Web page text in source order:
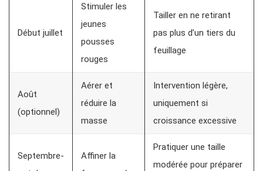
Début juillet
Stimuler les
jeunes
pousses
rouges
Tailler en ne retirant
pas plus d’un tiers du
feuillage
Août
(optionnel)
Aérer et
réduire la
masse
Intervention légère,
uniquement si
croissance excessive
Septembre-
Affiner la
Pratiquer une taille
modérée pour préparer